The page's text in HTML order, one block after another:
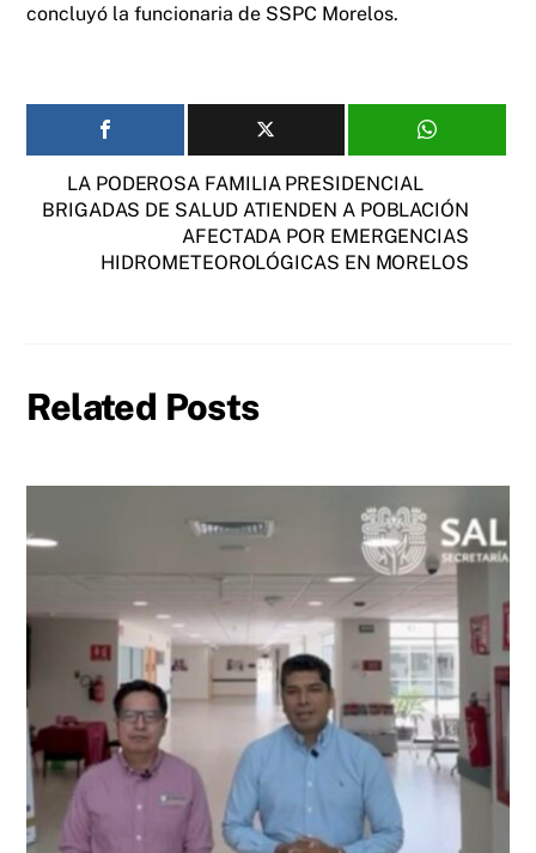
concluyó la funcionaria de SSPC Morelos.
LA PODEROSA FAMILIA PRESIDENCIAL
BRIGADAS DE SALUD ATIENDEN A POBLACIÓN
AFECTADA POR EMERGENCIAS
HIDROMETEOROLÓGICAS EN MORELOS
Related Posts